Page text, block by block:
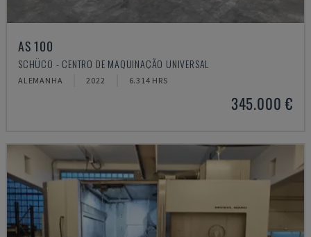
AS 100
SCHÜCO - CENTRO DE MAQUINAÇÃO UNIVERSAL
ALEMANHA 2022 6.314 HRS
345.000 €